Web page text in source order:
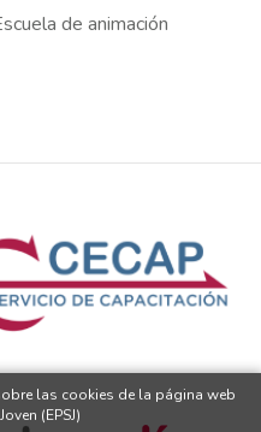
de animación
las cookies de la página web
(EPSJ)